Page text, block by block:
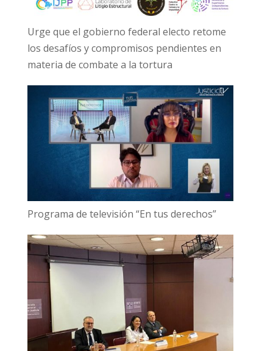
Urge que el gobierno federal electo retome
los desafíos y compromisos pendientes en
materia de combate a la tortura
Programa de televisión “En tus derechos”